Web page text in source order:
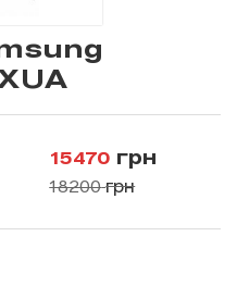
15470 грн
18200 грн